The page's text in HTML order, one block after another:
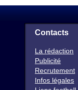
Contacts
La rédaction
Publicité
Recrutement
Infos légales